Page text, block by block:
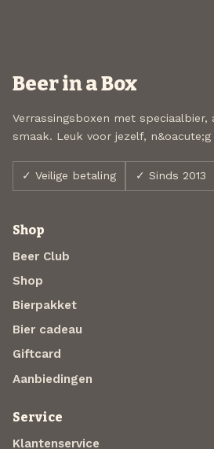
Beer in a Box
Verrassingsboxen met
smaak. Leuk voor jezelf,
✓ Veilige betaling ✓ Sinds 2013
Shop
Beer Club
Shop
Bierpakket
Bier cadeau
Giftcard
Aanbiedingen
Service
Klantenservice